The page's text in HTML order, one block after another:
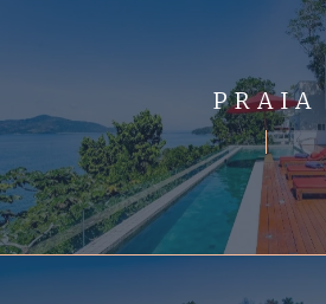
PRAIA